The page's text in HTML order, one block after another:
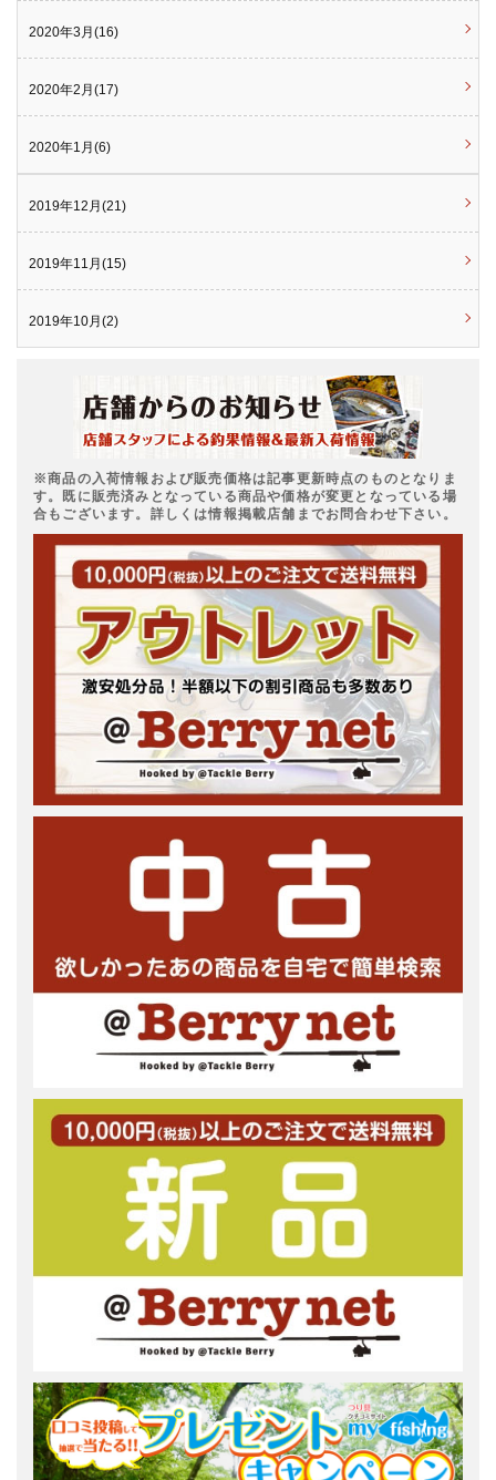
2020年3月(16)
2020年2月(17)
2020年1月(6)
2019年12月(21)
2019年11月(15)
2019年10月(2)
※商品の入荷情報および販売価格は記事更新時点のものとなりま
す。既に販売済みとなっている商品や価格が変更となっている場
合もございます。詳しくは情報掲載店舗までお問合わせ下さい。